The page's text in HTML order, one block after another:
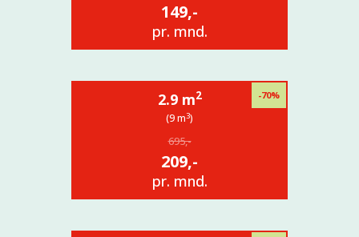
149,-
pr. mnd.
-70%
2.9 m2
(9 m3)
695,-
209,-
pr. mnd.